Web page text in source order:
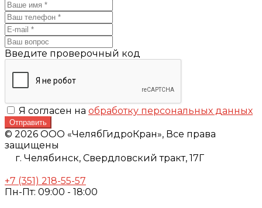
Введите проверочный код
Я согласен на обработку персональных данных
Отправить
© 2026 ООО «ЧелябГидроКран», Все права
защищены
г. Челябинск, Свердловский тракт, 17Г
+7 (351) 218-55-57
Пн-Пт: 09:00 - 18:00